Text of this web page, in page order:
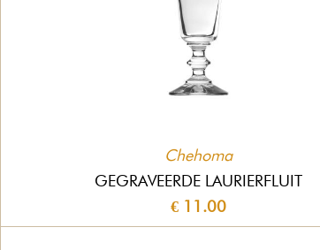
Chehoma
GEGRAVEERDE LAURIERFLUIT
€ 11.00